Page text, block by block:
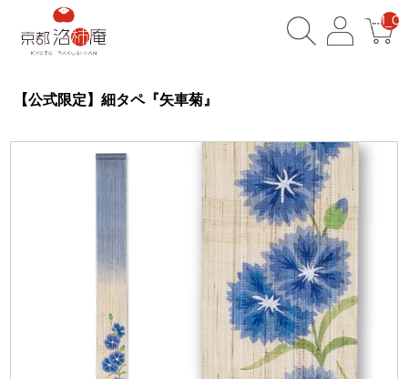
【公式限定】細タペ『矢車菊』